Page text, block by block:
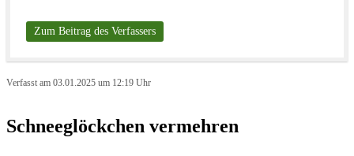
Zum Beitrag des Verfassers
Verfasst am 03.01.2025 um 12:19 Uhr
Schneeglöckchen vermehren